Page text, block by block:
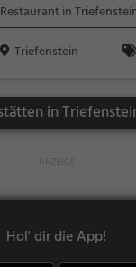
Restaurant in
Triefenstein
in
Hol' dir die App!